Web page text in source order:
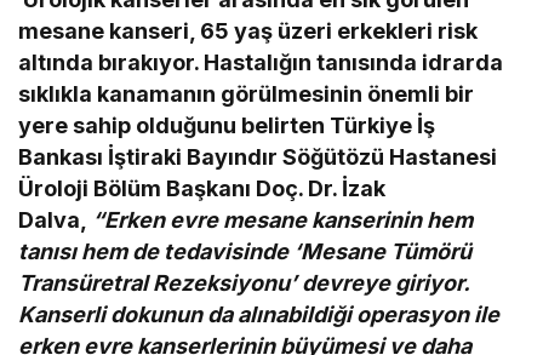
mesane kanseri, 65 yaş üzeri erkekleri risk
altında bırakıyor. Hastalığın tanısında idrarda
sıklıkla kanamanın görülmesinin önemli bir
yere sahip olduğunu belirten Türkiye İş
Bankası İştiraki Bayındır Söğütözü Hastanesi
Üroloji Bölüm Başkanı Doç. Dr. İzak
Dalva, “Erken evre mesane kanserinin hem
tanısı hem de tedavisinde ‘Mesane Tümörü
Transüretral Rezeksiyonu’ devreye giriyor.
Kanserli dokunun da alınabildiği operasyon ile
erken evre kanserlerinin büyümesi ve daha